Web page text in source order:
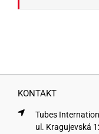
KONTAKT
Tubes
ul. Kragujevská